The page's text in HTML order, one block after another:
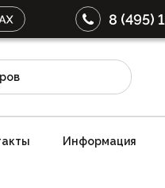
8 (495)
Информация